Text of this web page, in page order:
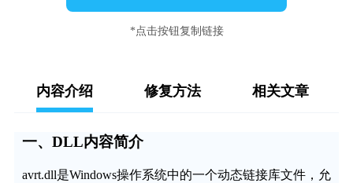
*点击按钮复制链接
内容介绍 修复方法 相关文章
一、DLL内容简介
avrt.dll是Windows操作系统中的一个动态链接库文件，允